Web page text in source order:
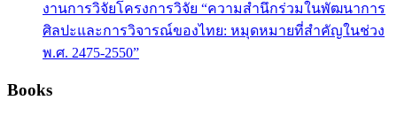
งานการวิจัยโครงการวิจัย “ความสำนึกร่วมในพัฒนาการ
ศิลปะและการวิจารณ์ของไทย: หมุดหมายที่สำคัญในช่วง
พ.ศ. 2475-2550”
Books